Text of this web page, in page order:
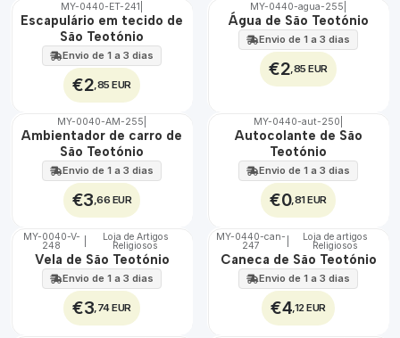
🇵🇹
ÁGUA
MY-0440-ET-241
Escapulário em tecido de
São Teotónio
Envio de 1 a 3 dias
€2 ,85 EUR
🇵🇹
100%
MY-0440-agua-255
Água de São Teotónio
Envio de 1 a 3 dias
€2 ,85 EUR
🇵🇹
MY-0040-AM-255
Ambientador de carro de
São Teotónio
Envio de 1 a 3 dias
€3 ,66 EUR
🇵🇹
MY-0440-aut-250
Autocolante de São
Teotónio
Envio de 1 a 3 dias
€0,81 EUR
🇵🇹
100%
MY-0040-V-
248
Loja de Artigos
Religiosos
Vela de São Teotónio
Envio de 1 a 3 dias
€3 ,74 EUR
🇵🇹
100%
MY-0440-can-
247
Loja de artigos
Religiosos
Caneca de São Teotónio
Envio de 1 a 3 dias
€4,12 EUR